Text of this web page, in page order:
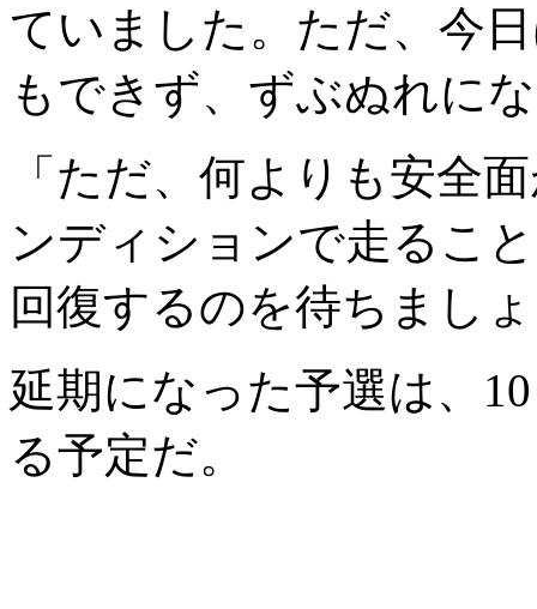
ていました。ただ、今
もできず、ずぶぬれに
「ただ、何よりも安全
ンディションで走るこ
回復するのを待ちまし
延期になった予選は、
る予定だ。